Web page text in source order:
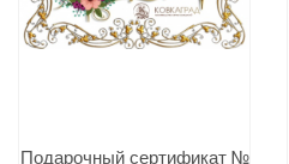
Подарочный сертификат №